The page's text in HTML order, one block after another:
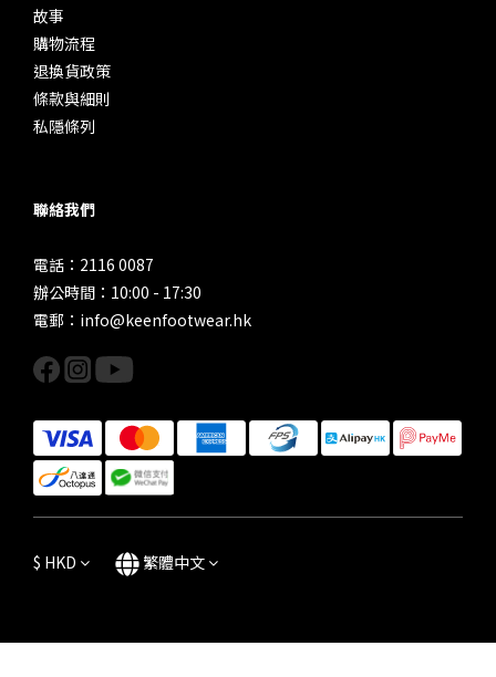
故事
購物流程
退換貨政策
條款與細則
私隱條列
聯絡我們
電話：2116 0087
辦公時間：10:00 - 17:30
電郵：info@keenfootwear.hk
$ HKD 繁體中文